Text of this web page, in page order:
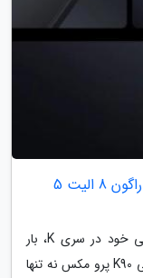
شیائومی از ردمی K90 پرو مکس با اسنپدراگون 8 الیت 5
شیائومی با رونمایی از جدیدترین پرچمدار مالی خود در سری K، بار
دیگر قواعد بازی را به چالش کشیده است. ردمی K90 پرو مکس نه تنها